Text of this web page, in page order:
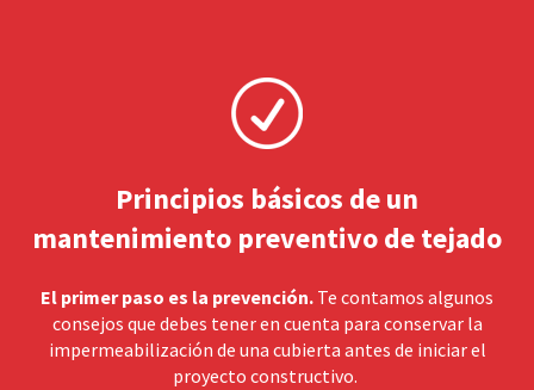
Principios básicos de un
mantenimiento preventivo de tejado
El primer paso es la prevención. Te contamos algunos
consejos que debes tener en cuenta para conservar la
impermeabilización de una cubierta antes de iniciar el
proyecto constructivo.